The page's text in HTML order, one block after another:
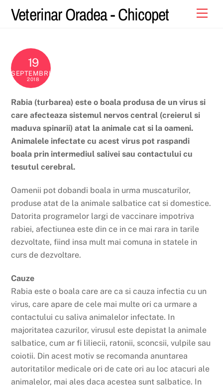
Veterinar Oradea - Chicopet
19
SEPTEMBRIE
2018
Rabia (turbarea) este o boala produsa de un virus si
care afecteaza sistemul nervos central (creierul si
maduva spinarii) atat la animale cat si la oameni.
Animalele infectate cu acest virus pot raspandi
boala prin intermediul salivei sau contactului cu
tesutul cerebral.
Oamenii pot dobandi boala in urma muscaturilor,
produse atat de la animale salbatice cat si domestice.
Datorita programelor largi de vaccinare impotriva
rabiei, afectiunea este din ce in ce mai rara in tarile
dezvoltate, fiind insa mult mai comuna in statele in
curs de dezvoltare.
Cauze
Rabia este o boala care are ca si cauza infectia cu un
virus, care apare de cele mai multe ori ca urmare a
contactului cu saliva animalelor infectate. In
majoritatea cazurilor, virusul este depistat la animale
salbatice, cum ar fi liliecii, ratonii, sconcsii, vulpile sau
coiotii. Din acest motiv se recomanda anuntarea
autoritatilor medicale ori de cate ori au loc atacuri ale
animalelor, mai ales daca acestea sunt salbatice. In